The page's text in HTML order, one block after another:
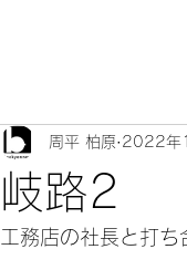
岐路2
周平 柏原 2022年
工務店の社長と打ち